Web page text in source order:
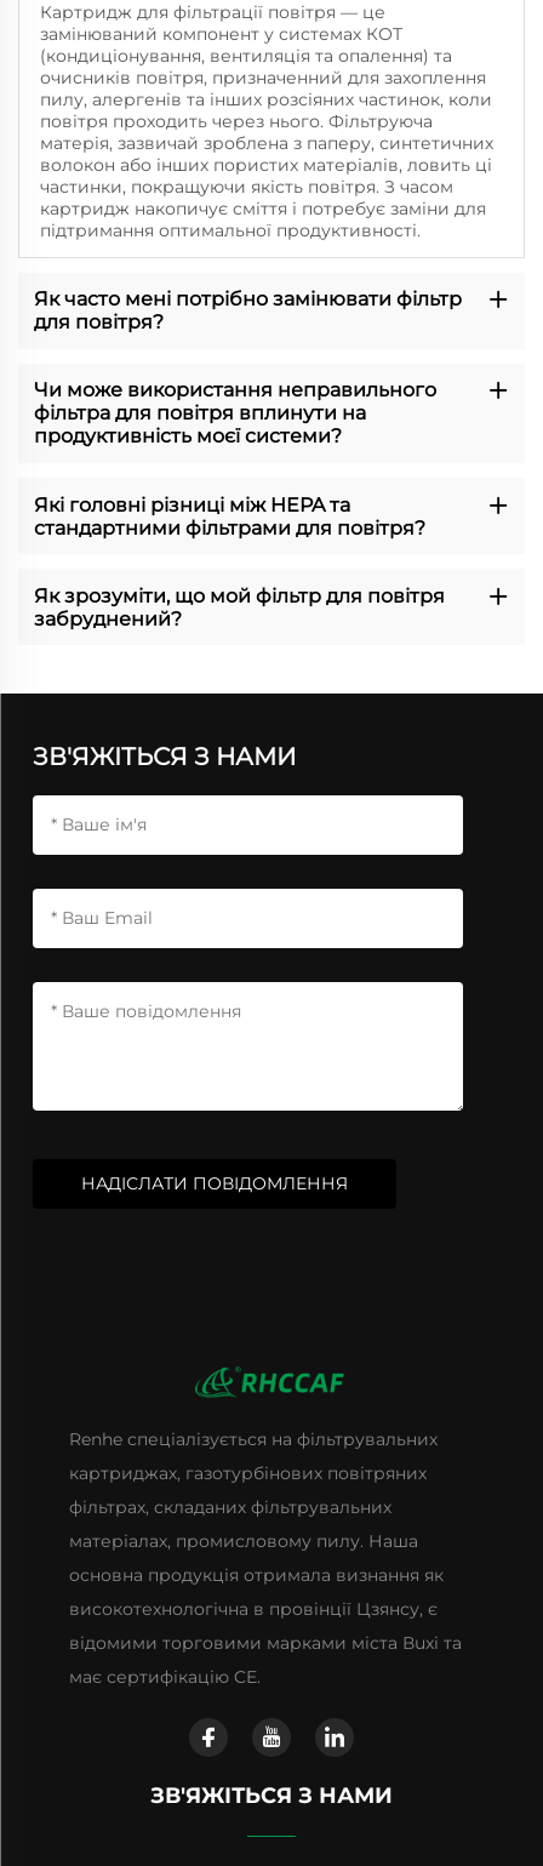
Картридж для фільтрації повітря — це
замінюваний компонент у системах КОТ
(кондиціонування, вентиляція та опалення) та
очисників повітря, призначенний для захоплення
пилу, алергенів та інших розсіяних частинок, коли
повітря проходить через нього. Фільтруюча
матерія, зазвичай зроблена з паперу, синтетичних
волокон або інших пористих матеріалів, ловить ці
частинки, покращуючи якість повітря. З часом
картридж накопичує сміття і потребує заміни для
підтримання оптимальної продуктивності.
Як часто мені потрібно замінювати фільтр
для повітря?
Чи може використання неправильного
фільтра для повітря вплинути на
продуктивність моєї системи?
Які головні різниці між HEPA та
стандартними фільтрами для повітря?
Як зрозуміти, що мой фільтр для повітря
забруднений?
ЗВ'ЯЖІТЬСЯ З НАМИ
НАДІСЛАТИ ПОВІДОМЛЕННЯ
Renhe спеціалізується на фільтрувальних
картриджах, газотурбінових повітряних
фільтрах, складаних фільтрувальних
матеріалах, промисловому пилу. Наша
основна продукція отримала визнання як
високотехнологічна в провінції Цзянсу, є
відомими торговими марками міста Вuxі та
має сертифікацію CE.
ЗВ'ЯЖІТЬСЯ З НАМИ